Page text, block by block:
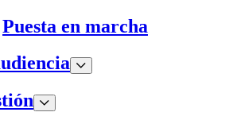
Puesta en marcha